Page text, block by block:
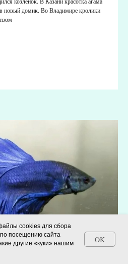
СМИ (+ свидетельство)
в новый домик. Во Владимире кролики
cookies для сбора
посещению сайта
другие «куки» нашим
OK